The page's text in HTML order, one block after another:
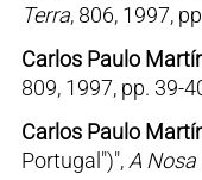
Terra, 806, 1997,
Carlos Paulo
809, 1997, pp. 39-
Carlos Paulo
Portugal")", A Nosa